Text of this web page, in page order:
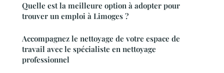
Quelle est la meilleure option à adopter pour
trouver un emploi à Limoges ?
Accompagnez le nettoyage de votre espace de
travail avec le spécialiste en nettoyage
professionnel